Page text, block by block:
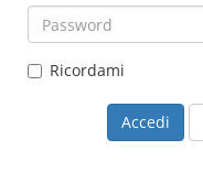
Ricordami